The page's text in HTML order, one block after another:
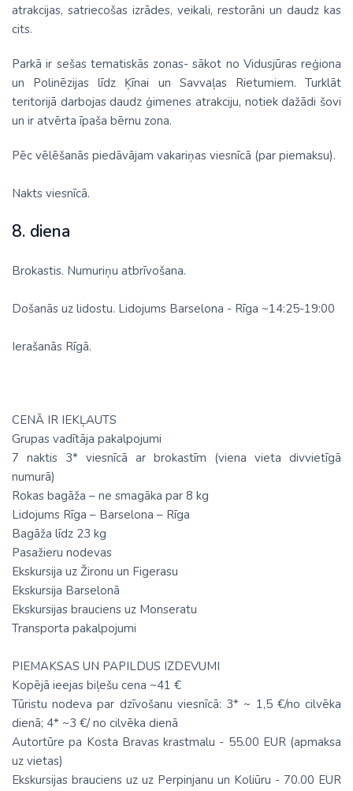
atrakcijas, satriecošas izrādes, veikali, restorāni un daudz kas
cits.
Parkā ir sešas tematiskās zonas- sākot no Vidusjūras reģiona
un Polinēzijas līdz Ķīnai un Savvaļas Rietumiem. Turklāt
teritorijā darbojas daudz ģimenes atrakciju, notiek dažādi šovi
un ir atvērta īpaša bērnu zona.
Pēc vēlēšanās piedāvājam vakariņas viesnīcā (par piemaksu).
Nakts viesnīcā.
8. diena
Brokastis. Numuriņu atbrīvošana.
Došanās uz lidostu. Lidojums Barselona - Rīga ~14:25-19:00
Ierašanās Rīgā.
CENĀ IR IEKĻAUTS
Grupas vadītāja pakalpojumi
7 naktis 3* viesnīcā ar brokastīm (viena vieta divvietīgā
numurā)
Rokas bagāža – ne smagāka par 8 kg
Lidojums Rīga – Barselona – Rīga
Bagāža līdz 23 kg
Pasažieru nodevas
Ekskursija uz Žironu un Figerasu
Ekskursija Barselonā
Ekskursijas brauciens uz Monseratu
Transporta pakalpojumi
PIEMAKSAS UN PAPILDUS IZDEVUMI
Kopējā ieejas biļešu cena ~41 €
Tūristu nodeva par dzīvošanu viesnīcā: 3* ~ 1,5 €/no cilvēka
dienā; 4* ~3 €/ no cilvēka dienā
Autortūre pa Kosta Bravas krastmalu - 55.00 EUR (apmaksa
uz vietas)
Ekskursijas brauciens uz uz Perpinjanu un Koliūru - 70.00 EUR